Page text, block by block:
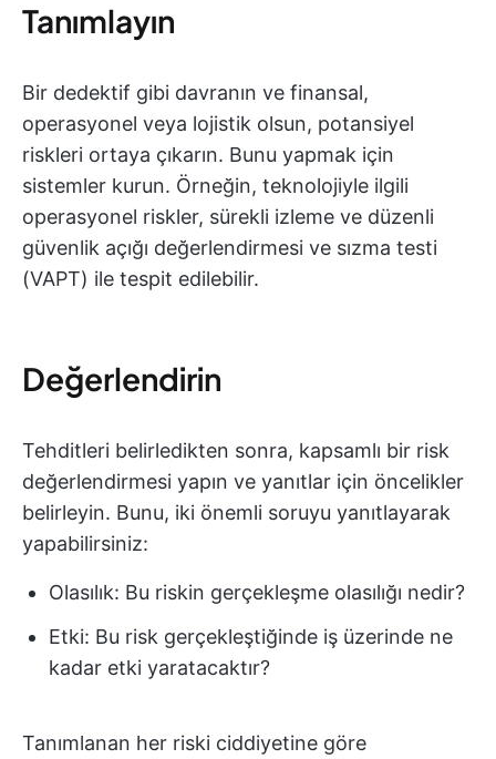
Tanımlayın
Bir dedektif gibi davranın ve finansal,
operasyonel veya lojistik olsun, potansiyel
riskleri ortaya çıkarın. Bunu yapmak için
sistemler kurun. Örneğin, teknolojiyle ilgili
operasyonel riskler, sürekli izleme ve düzenli
güvenlik açığı değerlendirmesi ve sızma testi
(VAPT) ile tespit edilebilir.
Değerlendirin
Tehditleri belirledikten sonra, kapsamlı bir risk
değerlendirmesi yapın ve yanıtlar için öncelikler
belirleyin. Bunu, iki önemli soruyu yanıtlayarak
yapabilirsiniz:
Olasılık: Bu riskin gerçekleşme olasılığı nedir?
Etki: Bu risk gerçekleştiğinde iş üzerinde ne
kadar etki yaratacaktır?
Tanımlanan her riski ciddiyetine göre